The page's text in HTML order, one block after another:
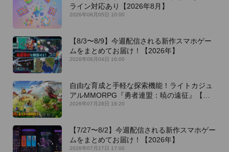
ライン対応あり【2026年8月】
2026年08月05日 10:00
【8/3〜8/9】今週配信される新作スマホゲー
ムをまとめてお届け！【2026年】
2026年08月04日 16:00
自由な育成と手軽な探索機能！ライトカジュ
アルMMORPG『勇者連盟：暁の遠征』【最
新作PICKUP】
2026年07月28日 18:20
【7/27〜8/2】今週配信される新作スマホゲー
ムをまとめてお届け！【2026年】
2026年07月27日 17:00